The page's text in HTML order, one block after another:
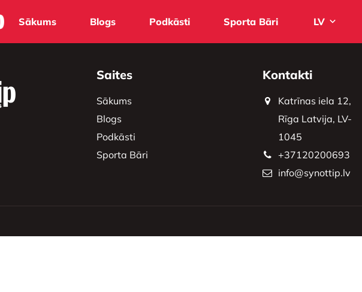
Sākums Blogs Podkāsti Sporta Bāri LV
Saites
Sākums
Blogs
Podkāsti
Sporta Bāri
Kontakti
Katrīnas iela 12,
Rīga Latvija, LV-
1045
+37120200693
info@synottip.lv